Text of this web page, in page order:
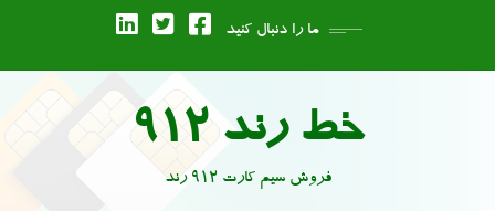
ما را دنبال کنید
خط رند 912
فروش سیم کارت 912 رند